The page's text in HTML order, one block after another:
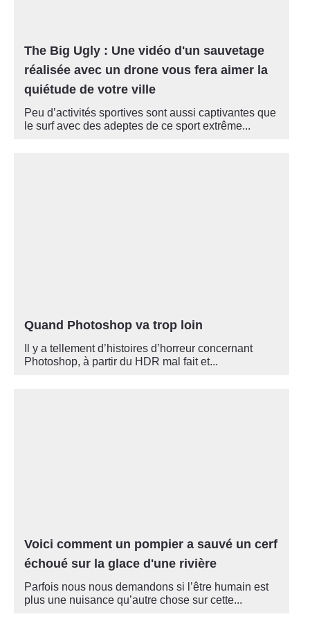
The Big Ugly : Une vidéo d'un sauvetage
réalisée avec un drone vous fera aimer la
quiétude de votre ville
Peu d’activités sportives sont aussi captivantes que
le surf avec des adeptes de ce sport extrême...
Quand Photoshop va trop loin
Il y a tellement d’histoires d’horreur concernant
Photoshop, à partir du HDR mal fait et...
Voici comment un pompier a sauvé un cerf
échoué sur la glace d'une rivière
Parfois nous nous demandons si l’être humain est
plus une nuisance qu’autre chose sur cette...